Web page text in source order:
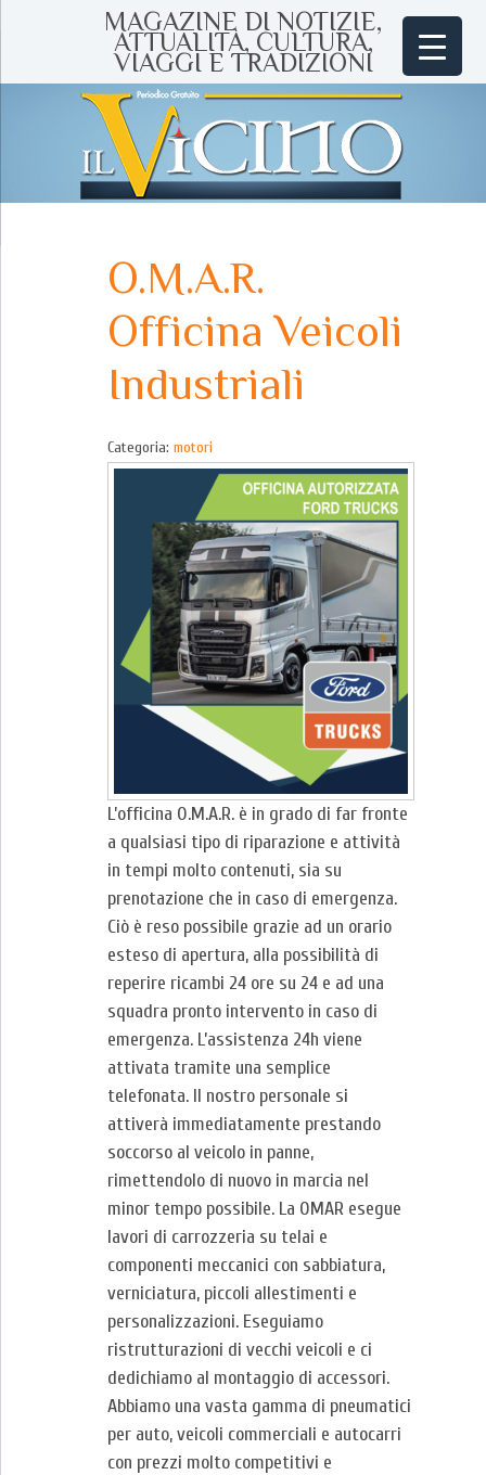
MAGAZINE DI NOTIZIE,
ATTUALITÀ, CULTURA,
VIAGGI E TRADIZIONI
O.M.A.R.
Officina Veicoli
Industriali
Categoria: motori
L’officina O.M.A.R. è in grado di far fronte
a qualsiasi tipo di riparazione e attività
in tempi molto contenuti, sia su
prenotazione che in caso di emergenza.
Ciò è reso possibile grazie ad un orario
esteso di apertura, alla possibilità di
reperire ricambi 24 ore su 24 e ad una
squadra pronto intervento in caso di
emergenza. L’assistenza 24h viene
attivata tramite una semplice
telefonata. Il nostro personale si
attiverà immediatamente prestando
soccorso al veicolo in panne,
rimettendolo di nuovo in marcia nel
minor tempo possibile. La OMAR esegue
lavori di carrozzeria su telai e
componenti meccanici con sabbiatura,
verniciatura, piccoli allestimenti e
personalizzazioni. Eseguiamo
ristrutturazioni di vecchi veicoli e ci
dedichiamo al montaggio di accessori.
Abbiamo una vasta gamma di pneumatici
per auto, veicoli commerciali e autocarri
con prezzi molto competitivi e